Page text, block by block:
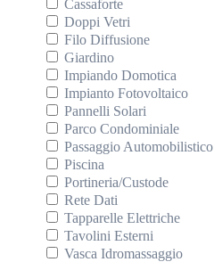
Cassaforte
Doppi Vetri
Filo Diffusione
Giardino
Impiando Domotica
Impianto Fotovoltaico
Pannelli Solari
Parco Condominiale
Passaggio Automobilistico
Piscina
Portineria/Custode
Rete Dati
Tapparelle Elettriche
Tavolini Esterni
Vasca Idromassaggio